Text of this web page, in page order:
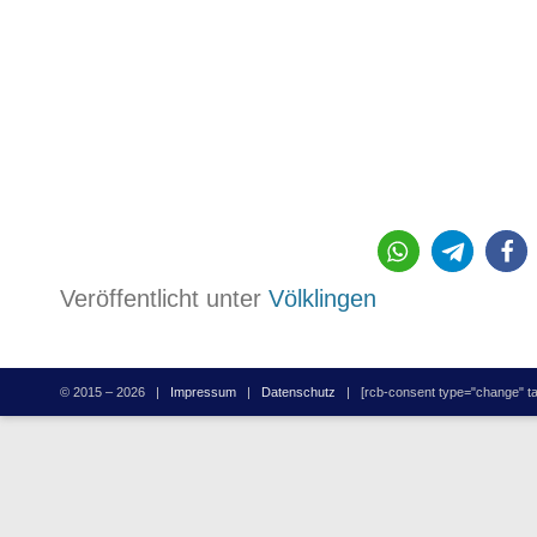
Veröffentlicht unter Völklingen
© 2015 – 2026 | Impressum | Datenschutz | [rcb-consent type="change"